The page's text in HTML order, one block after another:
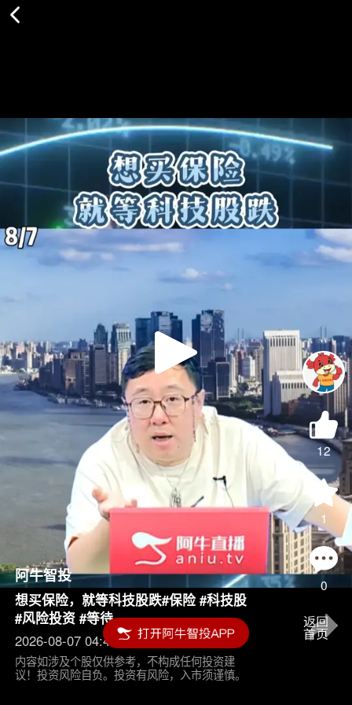
Play
Video
12
1
0
阿牛智投
想买保险，就等科技股跌#保险 #科技股
#风险投资 #等待
2026-08-07 04:45
内容如涉及个股仅供参考，不构成任何投资建
议！投资风险自负。投资有风险，入市须谨慎。